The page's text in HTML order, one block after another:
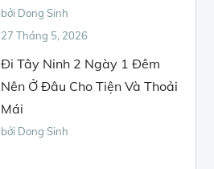
bởi Dong Sinh
27 Tháng 5, 2026
Đi Tây Ninh 2 Ngày 1 Đêm
Nên Ở Đâu Cho Tiện Và Thoải
Mái
bởi Dong Sinh